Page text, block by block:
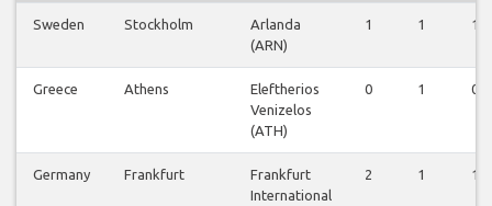
Sweden Stockholm
Arlanda
(ARN)
1 1 1
Greece Athens
Eleftherios
Venizelos
(ATH)
0 1 0
Germany Frankfurt
Frankfurt
International
2 1 1